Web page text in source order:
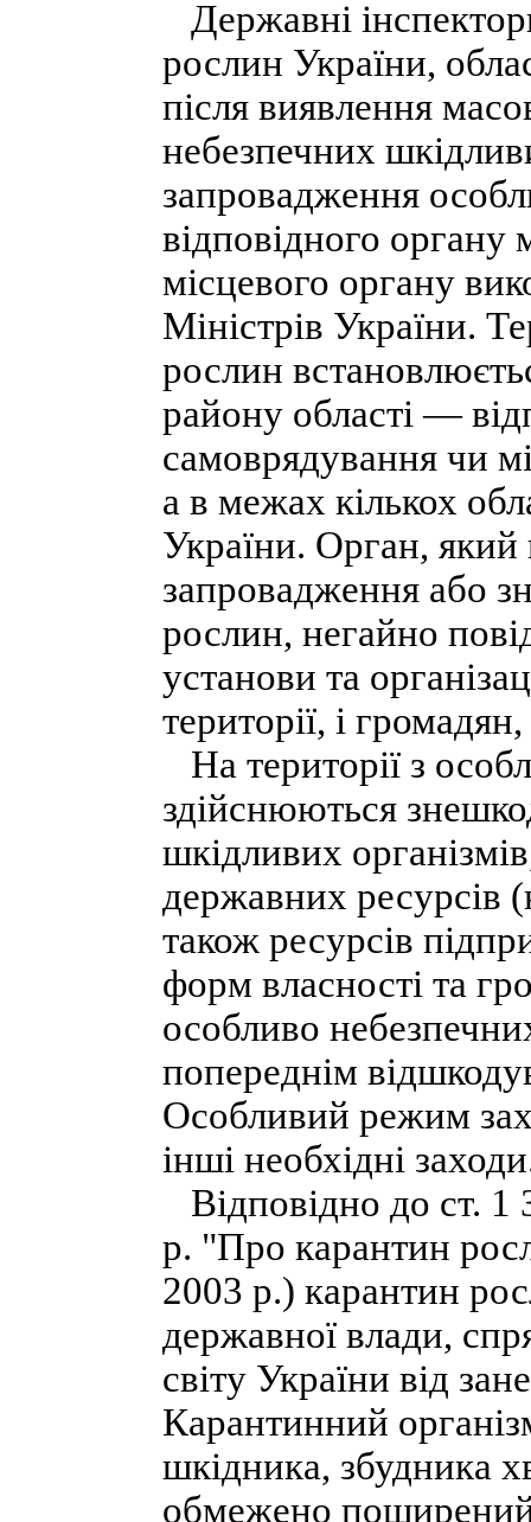
Державні
рослин України,
після виявлення
небезпечних
запровадження
відповідного органу
місцевого органу
Міністрів України.
рослин
району області —
самоврядування чи
а в межах кількох
України. Орган,
запровадження або
рослин, негайно
установи та
території, і
На території з
здійснюються
шкідливих
державних ресурсів
також ресурсів
форм власності та
особливо
попереднім
Особливий режим
інші необхідні
Відповідно до ст. 1
р. "Про карантин
2003 р.) карантин
державної влади,
світу України від
Карантинний
шкідника, збудника
обмежено поширений